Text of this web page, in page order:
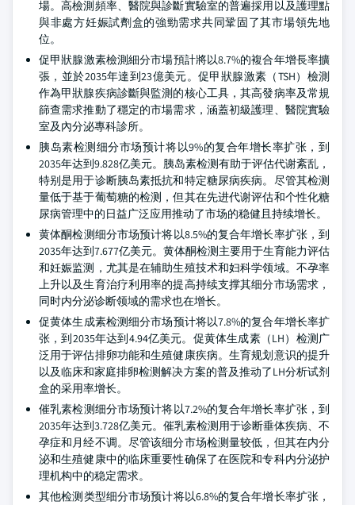
場。高檢測頻率、醫院與診斷實驗室的普遍採用以及護理點
與非處方妊娠試劑盒的強勁需求共同鞏固了其市場領先地
位。
促甲狀腺激素檢測細分市場預計將以8.7%的複合年增長率擴
張，並於2035年達到23億美元。促甲狀腺激素（TSH）檢測
作為甲狀腺疾病診斷與監測的核心工具，其高發病率及常規
篩查需求推動了穩定的市場需求，涵蓋初級護理、醫院實驗
室及內分泌專科診所。
胰岛素检测细分市场预计将以9%的复合年增长率扩张，到
2035年达到9.828亿美元。胰岛素检测有助于评估代谢紊乱，
特别是用于诊断胰岛素抵抗和特定糖尿病疾病。尽管其检测
量低于基于葡萄糖的检测，但其在先进代谢评估和个性化糖
尿病管理中的日益广泛应用推动了市场的稳健且持续增长。
黄体酮检测细分市场预计将以8.5%的复合年增长率扩张，到
2035年达到7.677亿美元。黄体酮检测主要用于生育能力评估
和妊娠监测，尤其是在辅助生殖技术和妇科学领域。不孕率
上升以及生育治疗利用率的提高持续支撑其细分市场需求，
同时内分泌诊断领域的需求也在增长。
促黄体生成素检测细分市场预计将以7.8%的复合年增长率扩
张，到2035年达到4.94亿美元。促黄体生成素（LH）检测广
泛用于评估排卵功能和生殖健康疾病。生育规划意识的提升
以及临床和家庭排卵检测解决方案的普及推动了LH分析试剂
盒的采用率增长。
催乳素检测细分市场预计将以7.2%的复合年增长率扩张，到
2035年达到3.728亿美元。催乳素检测用于诊断垂体疾病、不
孕症和月经不调。尽管该细分市场检测量较低，但其在内分
泌和生殖健康中的临床重要性确保了在医院和专科内分泌护
理机构中的稳定需求。
其他检测类型细分市场预计将以6.8%的复合年增长率扩张，